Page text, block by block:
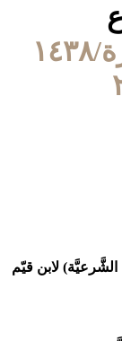
١٤/جمادى الآخرة/١٤٣٨
لابن قيّم